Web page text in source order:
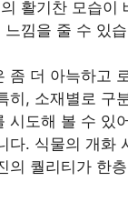
활기찬 모습이
느낌을 줄 수 있
좀 더 아늑하고
히, 소재별로 구
시도해 볼 수 있
다. 식물의 개화
의 퀄리티가 한